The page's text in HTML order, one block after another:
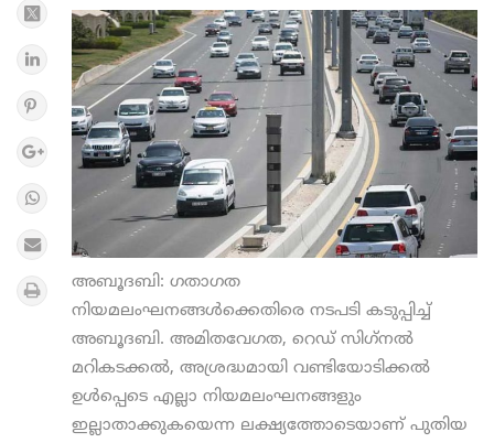
അബൂദബി: ഗതാഗത
നിയമലംഘനങ്ങള്‍ക്കെതിരെ നടപടി കടുപ്പിച്ച്
അബൂദബി. അമിതവേഗത, റെഡ് സിഗ്‌നല്‍
മറികടക്കല്‍, അശ്രദ്ധമായി വണ്ടിയോടിക്കല്‍
ഉള്‍പ്പെടെ എല്ലാ നിയമലംഘനങ്ങളും
ഇല്ലാതാക്കുകയെന്ന ലക്ഷ്യത്തോടെയാണ് പുതിയ